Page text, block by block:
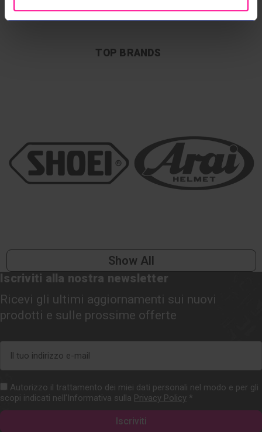
nel settore
specializzato
TOP BRANDS
Show All
Iscriviti alla nostra newsletter
Ricevi gli ultimi aggiornamenti sui nuovi
prodotti e sulle prossime offerte
mail
Autorizzo il trattamento dei miei dati personali nel modo e per gli
scopi indicati nell'Informativa sulla Privacy Policy *